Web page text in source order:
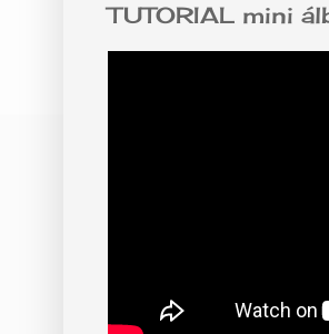
TUTORIAL mini